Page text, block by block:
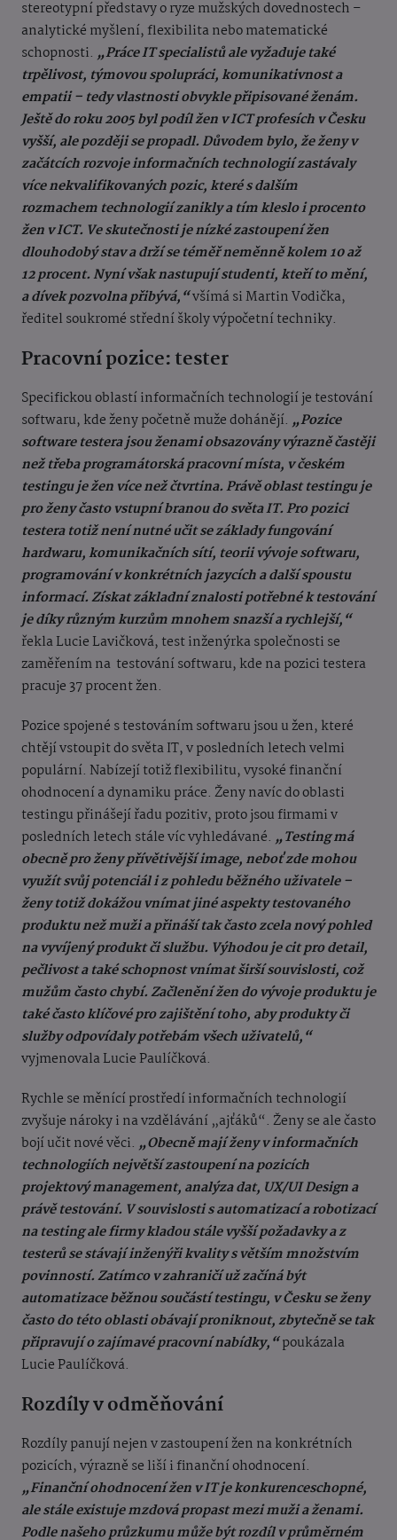
stereotypní představy o ryze mužských dovednostech –
analytické myšlení, flexibilita nebo matematické
schopnosti. „Práce IT specialistů ale vyžaduje také
trpělivost, týmovou spolupráci, komunikativnost a
empatii – tedy vlastnosti obvykle připisované ženám.
Ještě do roku 2005 byl podíl žen v ICT profesích v Česku
vyšší, ale později se propadl. Důvodem bylo, že ženy v
začátcích rozvoje informačních technologií zastávaly
více nekvalifikovaných pozic, které s dalším
rozmachem technologií zanikly a tím kleslo i procento
žen v ICT. Ve skutečnosti je nízké zastoupení žen
dlouhodobý stav a drží se téměř neměnně kolem 10 až
12 procent. Nyní však nastupují studenti, kteří to mění,
a dívek pozvolna přibývá,“všímá si Martin Vodička,
ředitel soukromé střední školy výpočetní techniky.
Pracovní pozice: tester
Specifickou oblastí informačních technologií je testování
softwaru, kde ženy početně muže dohánějí. „Pozice
software testera jsou ženami obsazovány výrazně častěji
než třeba programátorská pracovní místa, v českém
testingu je žen více než čtvrtina. Právě oblast testingu je
pro ženy často vstupní branou do světa IT. Pro pozici
testera totiž není nutné učit se základy fungování
hardwaru, komunikačních sítí, teorii vývoje softwaru,
programování v konkrétních jazycích a další spoustu
informací. Získat základní znalosti potřebné k testování
je díky různým kurzům mnohem snazší a rychlejší,“
řekla Lucie Lavičková, test inženýrka společnosti se
zaměřením na testování softwaru, kde na pozici testera
pracuje 37 procent žen.
Pozice spojené s testováním softwaru jsou u žen, které
chtějí vstoupit do světa IT, v posledních letech velmi
populární. Nabízejí totiž flexibilitu, vysoké finanční
ohodnocení a dynamiku práce. Ženy navíc do oblasti
testingu přinášejí řadu pozitiv, proto jsou firmami v
posledních letech stále víc vyhledávané. „Testing má
obecně pro ženy přívětivější image, neboť zde mohou
využít svůj potenciál i z pohledu běžného uživatele –
ženy totiž dokážou vnímat jiné aspekty testovaného
produktu než muži a přináší tak často zcela nový pohled
na vyvíjený produkt či službu. Výhodou je cit pro detail,
pečlivost a také schopnost vnímat širší souvislosti, což
mužům často chybí. Začlenění žen do vývoje produktu je
také často klíčové pro zajištění toho, aby produkty či
služby odpovídaly potřebám všech uživatelů,“
vyjmenovala Lucie Paulíčková.
Rychle se měnící prostředí informačních technologií
zvyšuje nároky i na vzdělávání „ajťáků“. Ženy se ale často
bojí učit nové věci. „Obecně mají ženy v informačních
technologiích největší zastoupení na pozicích
projektový management, analýza dat, UX/UI Design a
právě testování. V souvislosti s automatizací a robotizací
na testing ale firmy kladou stále vyšší požadavky a z
testerů se stávají inženýři kvality s větším množstvím
povinností. Zatímco v zahraničí už začíná být
automatizace běžnou součástí testingu, v Česku se ženy
často do této oblasti obávají proniknout, zbytečně se tak
připravují o zajímavé pracovní nabídky,“poukázala
Lucie Paulíčková.
Rozdíly v odměňování
Rozdíly panují nejen v zastoupení žen na konkrétních
pozicích, výrazně se liší i finanční ohodnocení.
„Finanční ohodnocení žen v IT je konkurenceschopné,
ale stále existuje mzdová propast mezi muži a ženami.
Podle našeho průzkumu může být rozdíl v průměrném